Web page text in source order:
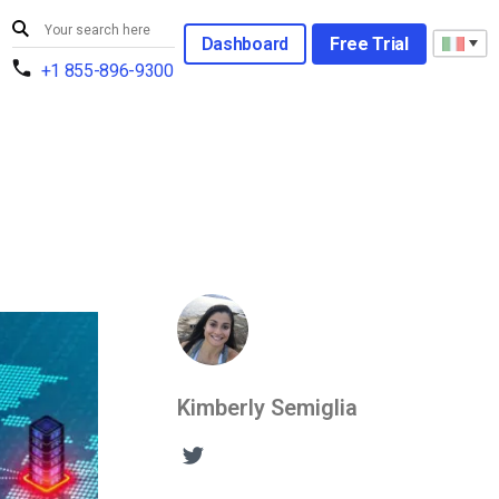
+1 855-896-9300
Dashboard Free Trial
Kimberly Semiglia